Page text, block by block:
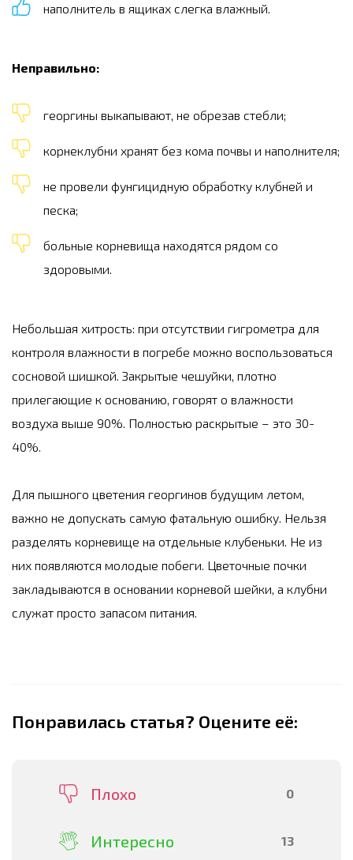
наполнитель в ящиках слегка влажный.
Неправильно:
георгины выкапывают, не обрезав стебли;
корнеклубни хранят без кома почвы и наполнителя;
не провели фунгицидную обработку клубней и
песка;
больные корневища находятся рядом со
здоровыми.
Небольшая хитрость: при отсутствии гигрометра для
контроля влажности в погребе можно воспользоваться
сосновой шишкой. Закрытые чешуйки, плотно
прилегающие к основанию, говорят о влажности
воздуха выше 90%. Полностью раскрытые – это 30-
40%.
Для пышного цветения георгинов будущим летом,
важно не допускать самую фатальную ошибку. Нельзя
разделять корневище на отдельные клубеньки. Не из
них появляются молодые побеги. Цветочные почки
закладываются в основании корневой шейки, а клубни
служат просто запасом питания.
Понравилась статья? Оцените её:
Плохо 0
Интересно 13